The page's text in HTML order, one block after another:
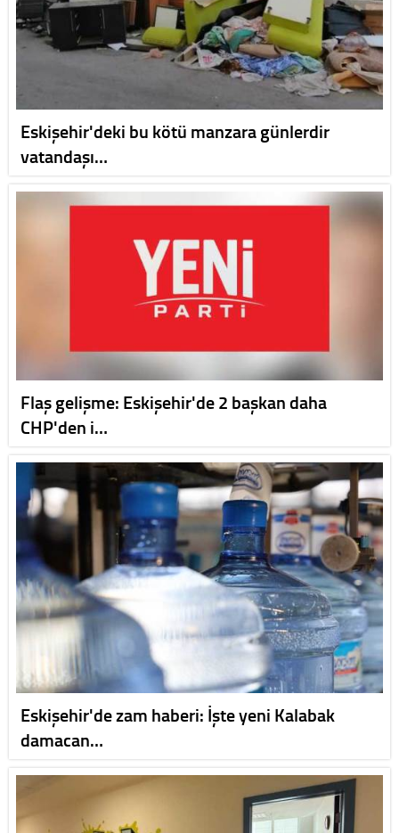
Eskişehir'deki bu kötü manzara günlerdir
vatandaşı…
Flaş gelişme: Eskişehir'de 2 başkan daha
CHP'den i…
Eskişehir'de zam haberi: İşte yeni Kalabak
damacan…